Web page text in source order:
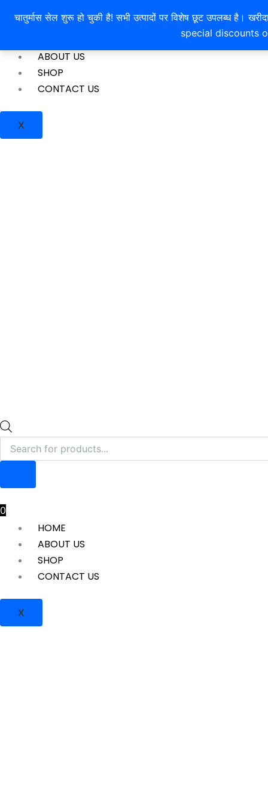
चातुर्मास सेल शुरू हो चुकी है! सभी उत्पादों पर विशेष छूट उपलब्ध है।
special discounts
ABOUT US
SHOP
CONTACT US
X
search
0
HOME
ABOUT US
SHOP
CONTACT US
X
search